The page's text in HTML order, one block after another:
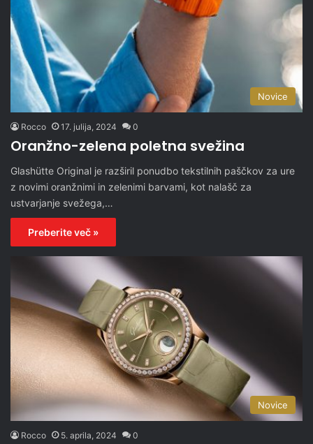
Novice
Rocco 17. julija, 2024 0
Oranžno-zelena poletna svežina
Glashütte Original je razširil ponudbo tekstilnih paščkov za ure
z novimi oranžnimi in zelenimi barvami, kot nalašč za
ustvarjanje svežega,…
Preberite več »
Novice
Rocco 5. aprila, 2024 0